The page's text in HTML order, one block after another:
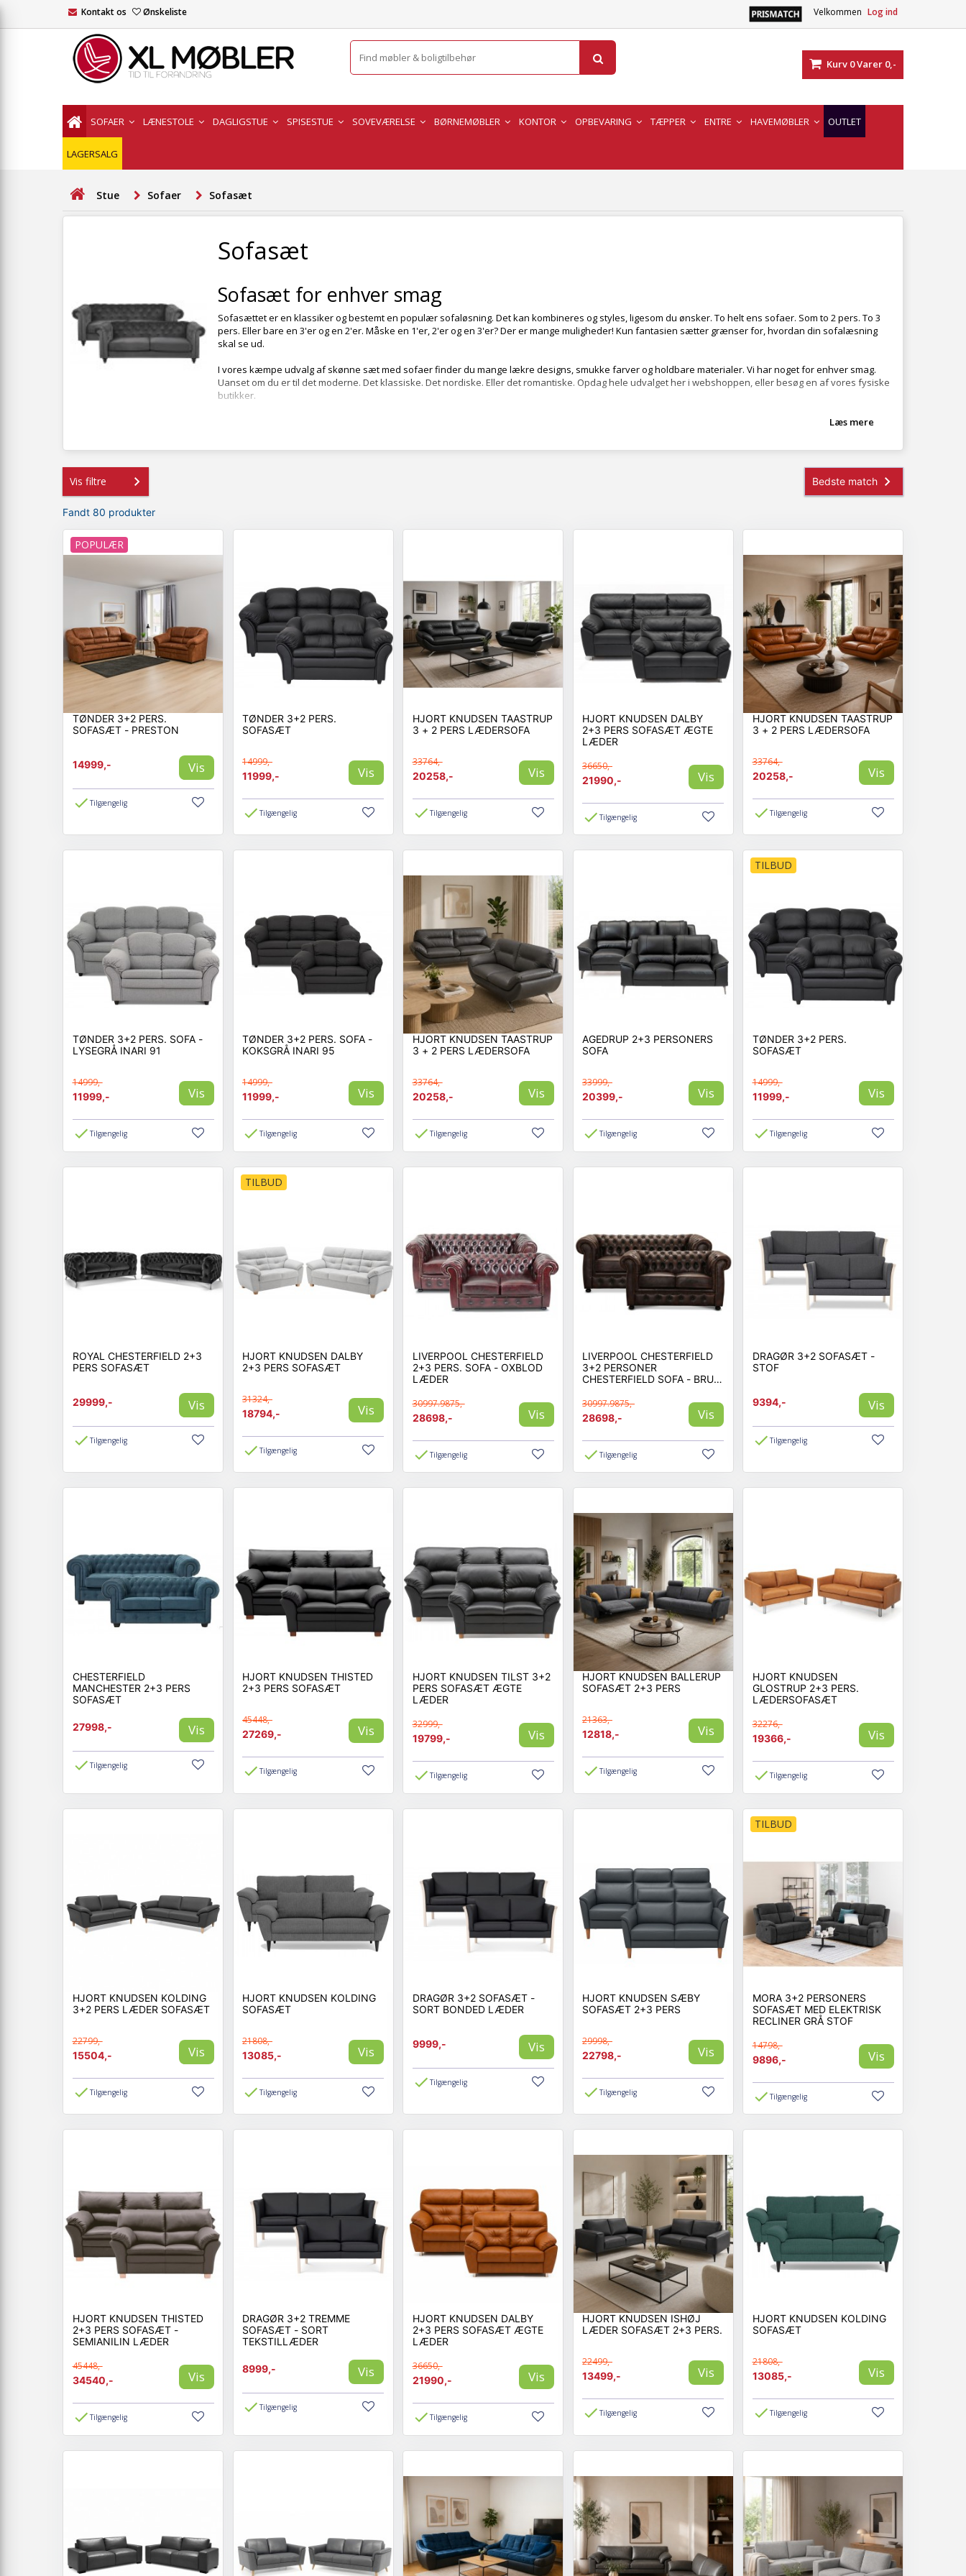
Velkommen Log ind
Kontakt os Ønskeliste
Kurv 0Varer 0,-
SOFAER LÆNESTOLE DAGLIGSTUE SPISESTUE SOVEVÆRELSE BØRNEMØBLER KONTOR OPBEVARING TÆPPER ENTRE HAVEMØBLER OUTLET
LAGERSALG
Stue Sofaer Sofasæt
Sofasæt
Sofasæt for enhver smag
Sofasættet er en klassiker og bestemt en populær sofaløsning. Det kan kombineres og styles, ligesom du ønsker. To helt ens sofaer. Som to 2 pers. To 3
pers. Eller bare en 3'er og en 2'er. Måske en 1'er, 2'er og en 3'er? Der er mange muligheder! Kun fantasien sætter grænser for, hvordan din sofalæsning
skal se ud.
I vores kæmpe udvalg af skønne sæt med sofaer finder du mange lækre designs, smukke farver og holdbare materialer. Vi har noget for enhver smag.
Uanset om du er til det moderne. Det klassiske. Det nordiske. Eller det romantiske. Opdag hele udvalget her i webshoppen, eller besøg en af vores fysiske
butikker.
Læs mere
Vis filtre
Fandt 80 produkter
POPULÆR
TØNDER 3+2 PERS.
SOFASÆT - PRESTON
14999,- Vis
Tilgængelig
TØNDER 3+2 PERS.
SOFASÆT
14999,-
11999,-
Vis
Tilgængelig
HJORT KNUDSEN TAASTRUP
3 + 2 PERS LÆDERSOFA
33764,-
20258,-
Vis
Tilgængelig
HJORT KNUDSEN DALBY
2+3 PERS SOFASÆT ÆGTE
LÆDER
36650,-
21990,-
Vis
Tilgængelig
HJORT KNUDSEN TAASTRUP
3 + 2 PERS LÆDERSOFA
33764,-
20258,-
Vis
Tilgængelig
TØNDER 3+2 PERS. SOFA -
LYSEGRÅ INARI 91
14999,-
11999,-
Vis
Tilgængelig
TØNDER 3+2 PERS. SOFA -
KOKSGRÅ INARI 95
14999,-
11999,-
Vis
Tilgængelig
HJORT KNUDSEN TAASTRUP
3 + 2 PERS LÆDERSOFA
33764,-
20258,-
Vis
Tilgængelig
AGEDRUP 2+3 PERSONERS
SOFA
33999,-
20399,-
Vis
Tilgængelig
TILBUD
TØNDER 3+2 PERS.
SOFASÆT
14999,-
11999,-
Vis
Tilgængelig
ROYAL CHESTERFIELD 2+3
PERS SOFASÆT
29999,- Vis
Tilgængelig
TILBUD
HJORT KNUDSEN DALBY
2+3 PERS SOFASÆT
31324,-
18794,-
Vis
Tilgængelig
LIVERPOOL CHESTERFIELD
2+3 PERS. SOFA - OXBLOD
LÆDER
30997.9875,-
28698,-
Vis
Tilgængelig
LIVERPOOL CHESTERFIELD
3+2 PERSONER
CHESTERFIELD SOFA - BRUN
30997.9875,-
28698,-
Vis
Tilgængelig
DRAGØR 3+2 SOFASÆT -
STOF
9394,- Vis
Tilgængelig
CHESTERFIELD
MANCHESTER 2+3 PERS
SOFASÆT
27998,- Vis
Tilgængelig
HJORT KNUDSEN THISTED
2+3 PERS SOFASÆT
45448,-
27269,-
Vis
Tilgængelig
HJORT KNUDSEN TILST 3+2
PERS SOFASÆT ÆGTE
LÆDER
32999,-
19799,-
Vis
Tilgængelig
HJORT KNUDSEN BALLERUP
SOFASÆT 2+3 PERS
21363,-
12818,-
Vis
Tilgængelig
HJORT KNUDSEN
GLOSTRUP 2+3 PERS.
LÆDERSOFASÆT
32276,-
19366,-
Vis
Tilgængelig
HJORT KNUDSEN KOLDING
3+2 PERS LÆDER SOFASÆT
22799,-
15504,-
Vis
Tilgængelig
HJORT KNUDSEN KOLDING
SOFASÆT
21808,-
13085,-
Vis
Tilgængelig
DRAGØR 3+2 SOFASÆT -
SORT BONDED LÆDER
9999,- Vis
Tilgængelig
HJORT KNUDSEN SÆBY
SOFASÆT 2+3 PERS
29998,-
22798,-
Vis
Tilgængelig
TILBUD
MORA 3+2 PERSONERS
SOFASÆT MED ELEKTRISK
RECLINER GRÅ STOF
14798,-
9896,-
Vis
Tilgængelig
HJORT KNUDSEN THISTED
2+3 PERS SOFASÆT -
SEMIANILIN LÆDER
45448,-
34540,-
Vis
Tilgængelig
DRAGØR 3+2 TREMME
SOFASÆT - SORT
TEKSTILLÆDER
8999,- Vis
Tilgængelig
HJORT KNUDSEN DALBY
2+3 PERS SOFASÆT ÆGTE
LÆDER
36650,-
21990,-
Vis
Tilgængelig
HJORT KNUDSEN ISHØJ
LÆDER SOFASÆT 2+3 PERS.
22499,-
13499,-
Vis
Tilgængelig
HJORT KNUDSEN KOLDING
SOFASÆT
21808,-
13085,-
Vis
Tilgængelig